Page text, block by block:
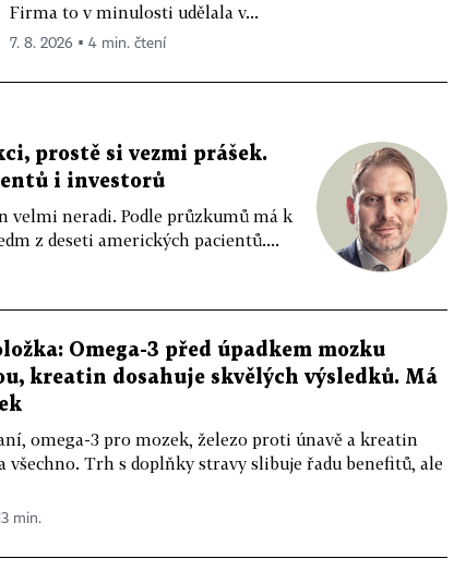
Firma to v minulosti udělala v...
7. 8. 2026 ▪ 4 min. čtení
prostě si vezmi prášek.
i investorů
velmi neradi. Podle průzkumů má k
z deseti amerických pacientů....
Omega-3 před úpadkem mozku
kreatin dosahuje skvělých výsledků. Má
omega-3 pro mozek, železo proti únavě a kreatin
všechno. Trh s doplňky stravy slibuje řadu benefitů, ale
min.